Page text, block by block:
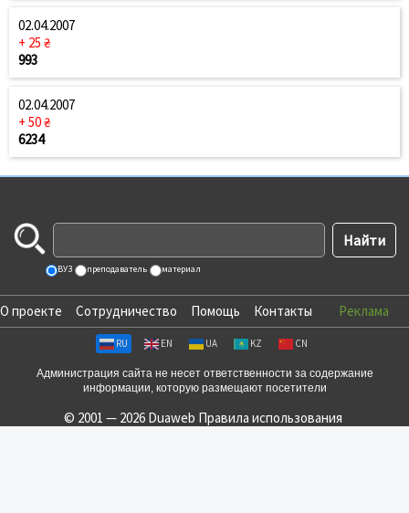
02.04.2007
+ 25 ₴
993
02.04.2007
+ 50 ₴
6234
ВУЗ преподаватель материал
О проекте Сотрудничество Помощь Контакты Реклама
RU EN UA KZ CN
Администрация сайта не несет ответственности за содержание
информации, которую размещают посетители
© 2001 — 2026 Duaweb Правила использования